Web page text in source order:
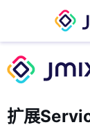
扩展